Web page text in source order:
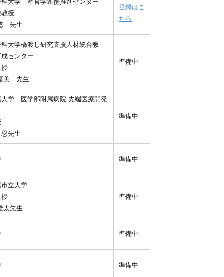
科大学 産官学連携推進センター
教授
先生
登録はこ
ちら
科大学橋渡し研究支援人材統合教
センター
授
美 先生
準備中
大学 医学部附属病院 先端医療開発
先生
準備中
準備中
市立大学
授
太先生
準備中
準備中
準備中